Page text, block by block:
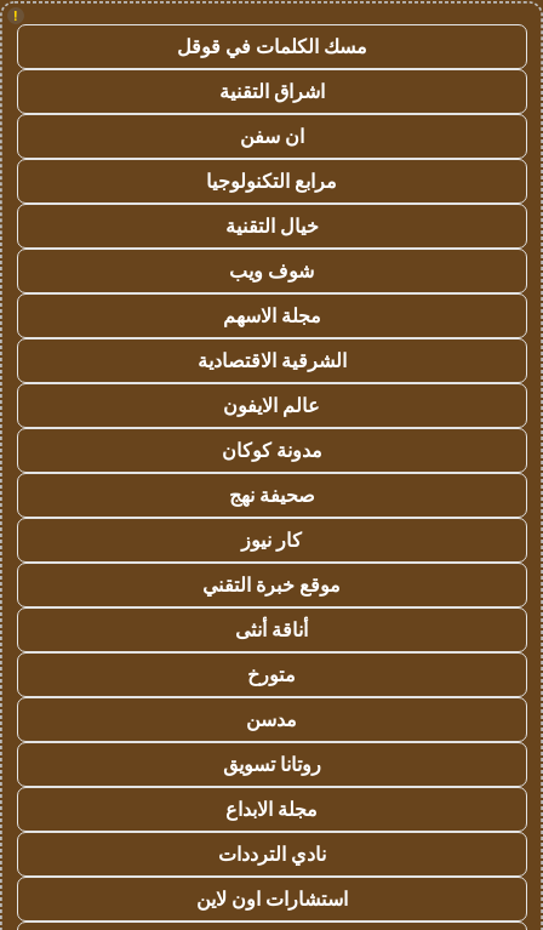
!
مسك الكلمات في قوقل
اشراق التقنية
ان سفن
مرابع التكنولوجيا
خيال التقنية
شوف ويب
مجلة الاسهم
الشرقية الاقتصادية
عالم الايفون
مدونة كوكان
صحيفة نهج
كار نيوز
موقع خبرة التقني
أناقة أنثى
متورخ
مدسن
روتانا تسويق
مجلة الابداع
نادي الترددات
استشارات اون لاين